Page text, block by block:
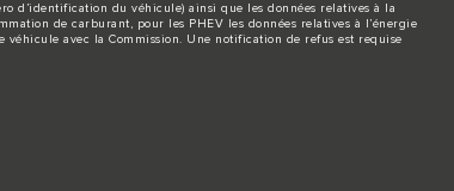
d’identification du véhicule) ainsi que les données relatives à la
de carburant, pour les PHEV les données relatives à l’énergie
véhicule avec la Commission. Une notification de refus est requise